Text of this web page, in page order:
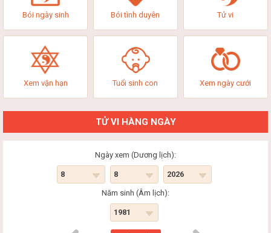
Bói ngày sinh Bói tình duyên Tử vi
Xem vận hạn Tuổi sinh con Xem ngày cưới
TỬ VI HÀNG NGÀY
Ngày xem (Dương lịch):
Năm sinh (Âm lịch):